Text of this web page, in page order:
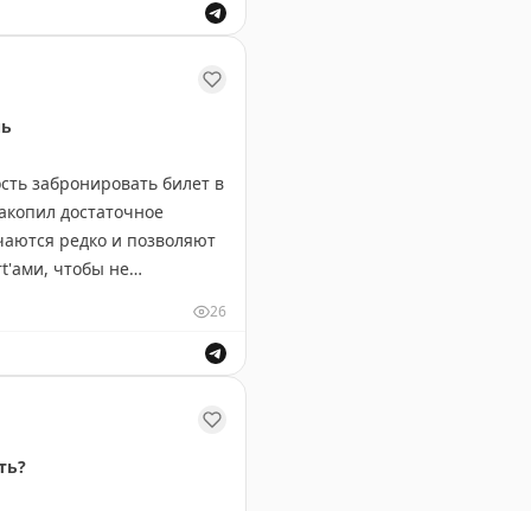
Сити, Балтимор-
Сан-Диего,
забронировать билет в
достаточное
редко и позволяют
чтобы не
26